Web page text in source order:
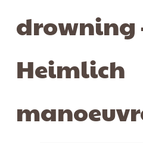
drowning
Heimlich